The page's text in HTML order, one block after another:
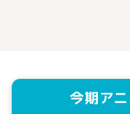
今期ア